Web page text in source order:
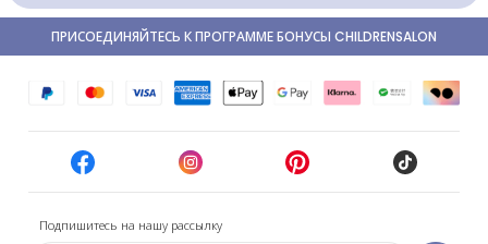
Подпишитесь на нашу рассылку
ПРИСОЕДИНЯЙТЕСЬ К ПРОГРАММЕ БОНУСЫ CHILDRENSALON